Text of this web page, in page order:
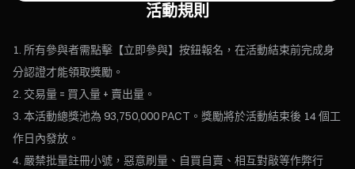
活動規則
所有參與者需點擊【立即參與】按鈕報名，在活動結束前完成身
分認證才能領取獎勵。
交易量 = 買入量 + 賣出量。
本活動總獎池為 93,750,000 PACT。獎勵將於活動結束後 14 個工
作日內發放。
嚴禁批量註冊小號，惡意刷量、自買自賣、相互對敲等作弊行